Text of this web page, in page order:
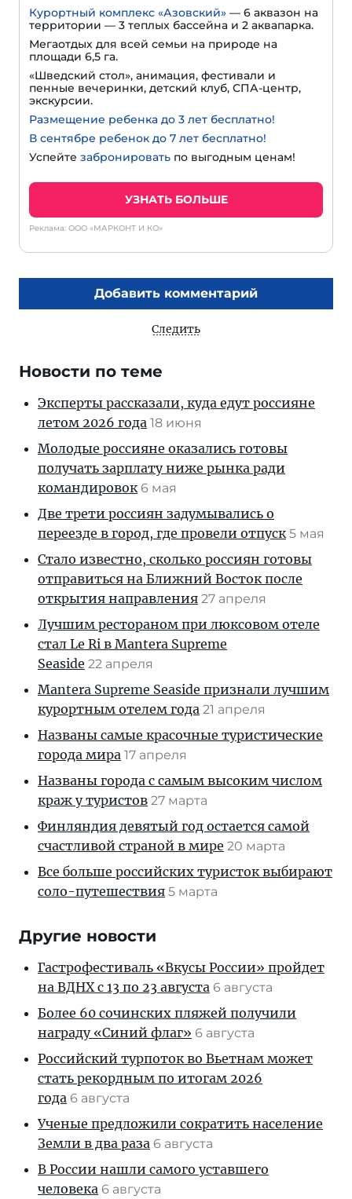
Курортный комплекс «Азовский» — 6 аквазон на
территории — 3 теплых бассейна и 2 аквапарка.
Мегаотдых для всей семьи на природе на
площади 6,5 га.
«Шведский стол», анимация, фестивали и
пенные вечеринки, детский клуб, СПА-центр,
экскурсии.
Размещение ребенка до 3 лет бесплатно!
В сентябре ребенок до 7 лет бесплатно!
Успейте забронировать по выгодным ценам!
УЗНАТЬ БОЛЬШЕ
Реклама: ООО «МАРКОНТ И КО»
Добавить комментарий
Следить
Новости по теме
Эксперты рассказали, куда едут россияне
летом 2026 года 18 июня
Молодые россияне оказались готовы
получать зарплату ниже рынка ради
командировок 6 мая
Две трети россиян задумывались о
переезде в город, где провели отпуск 5 мая
Стало известно, сколько россиян готовы
отправиться на Ближний Восток после
открытия направления 27 апреля
Лучшим рестораном при люксовом отеле
стал Le Ri в Mantera Supreme
Seaside 22 апреля
Mantera Supreme Seaside признали лучшим
курортным отелем года 21 апреля
Названы самые красочные туристические
города мира 17 апреля
Названы города с самым высоким числом
краж у туристов 27 марта
Финляндия девятый год остается самой
счастливой страной в мире 20 марта
Все больше российских туристок выбирают
соло-путешествия 5 марта
Другие новости
Гастрофестиваль «Вкусы России» пройдет
на ВДНХ с 13 по 23 августа 6 августа
Более 60 сочинских пляжей получили
награду «Синий флаг» 6 августа
Российский турпоток во Вьетнам может
стать рекордным по итогам 2026
года 6 августа
Ученые предложили сократить население
Земли в два раза 6 августа
В России нашли самого уставшего
человека 6 августа